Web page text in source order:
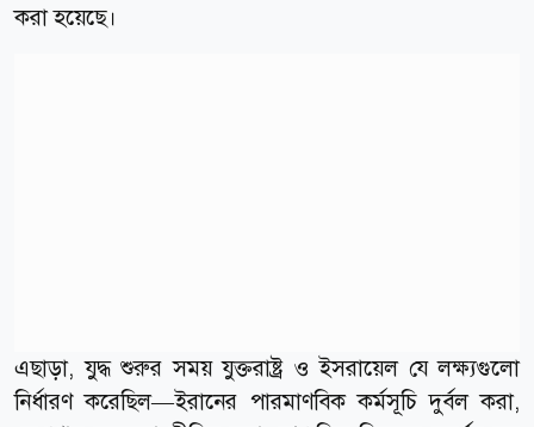
করা হয়েছে।
এছাড়া, যুদ্ধ শুরুর সময় যুক্তরাষ্ট্র ও ইসরায়েল যে লক্ষ্যগুলো
নির্ধারণ করেছিল—ইরানের পারমাণবিক কর্মসূচি দুর্বল করা,